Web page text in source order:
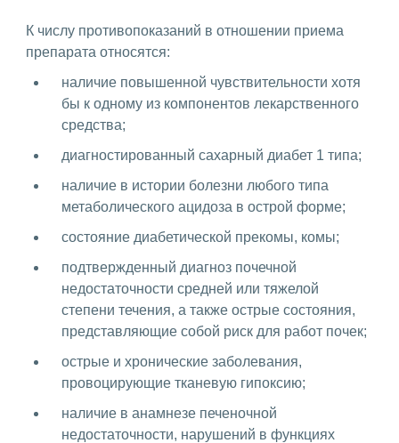
К числу противопоказаний в отношении приема
препарата относятся:
наличие повышенной чувствительности хотя
бы к одному из компонентов лекарственного
средства;
диагностированный сахарный диабет 1 типа;
наличие в истории болезни любого типа
метаболического ацидоза в острой форме;
состояние диабетической прекомы, комы;
подтвержденный диагноз почечной
недостаточности средней или тяжелой
степени течения, а также острые состояния,
представляющие собой риск для работ почек;
острые и хронические заболевания,
провоцирующие тканевую гипоксию;
наличие в анамнезе печеночной
недостаточности, нарушений в функциях